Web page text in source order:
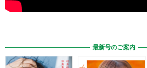
最新号のご案内